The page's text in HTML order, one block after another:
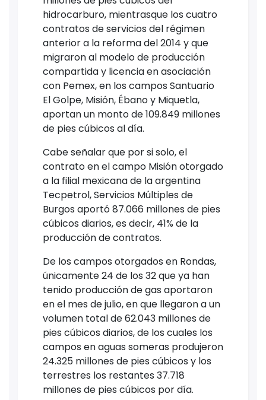
hidrocarburo, mientrasque los cuatro
contratos de servicios del régimen
anterior a la reforma del 2014 y que
migraron al modelo de producción
compartida y licencia en asociación
con Pemex, en los campos Santuario
El Golpe, Misión, Ébano y Miquetla,
aportan un monto de 109.849 millones
de pies cúbicos al día.
Cabe señalar que por si solo, el
contrato en el campo Misión otorgado
a la filial mexicana de la argentina
Tecpetrol, Servicios Múltiples de
Burgos aportó 87.066 millones de pies
cúbicos diarios, es decir, 41% de la
producción de contratos.
De los campos otorgados en Rondas,
únicamente 24 de los 32 que ya han
tenido producción de gas aportaron
en el mes de julio, en que llegaron a un
volumen total de 62.043 millones de
pies cúbicos diarios, de los cuales los
campos en aguas someras produjeron
24.325 millones de pies cúbicos y los
terrestres los restantes 37.718
millones de pies cúbicos por día.